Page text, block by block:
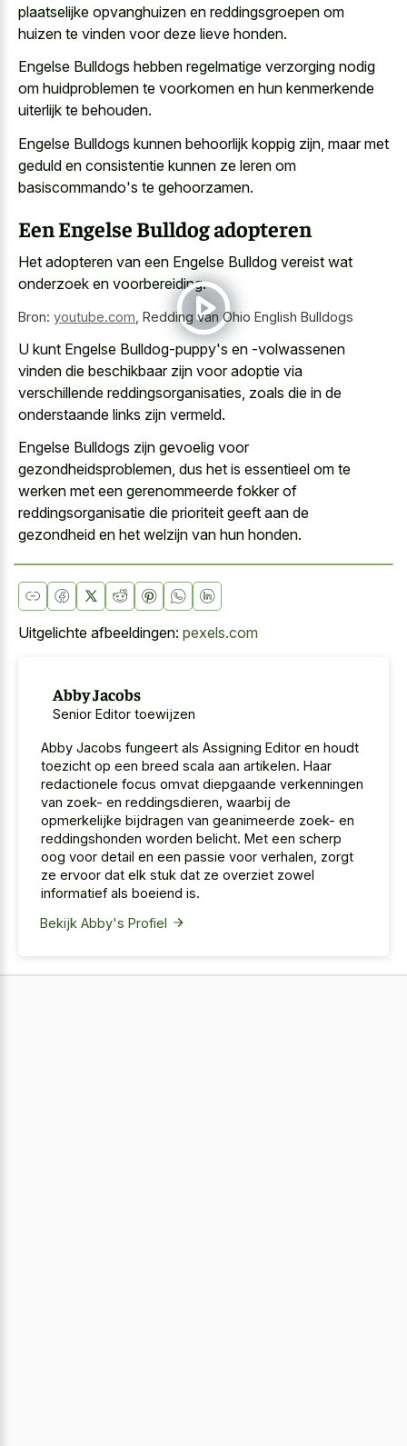
plaatselijke opvanghuizen en reddingsgroepen om
huizen te vinden voor deze lieve honden.
Engelse Bulldogs hebben regelmatige verzorging nodig
om huidproblemen te voorkomen en hun kenmerkende
uiterlijk te behouden.
Engelse Bulldogs kunnen behoorlijk koppig zijn, maar met
geduld en consistentie kunnen ze leren om
basiscommando's te gehoorzamen.
Een Engelse Bulldog adopteren
Het adopteren van een Engelse Bulldog vereist wat
onderzoek en voorbereiding.
Bron: youtube.com Redding van Ohio English Bulldogs
U kunt Engelse Bulldog-puppy's en -volwassenen
vinden die beschikbaar zijn voor adoptie via
verschillende reddingsorganisaties, zoals die in de
onderstaande links zijn vermeld.
Engelse Bulldogs zijn gevoelig voor
gezondheidsproblemen, dus het is essentieel om te
werken met een gerenommeerde fokker of
reddingsorganisatie die prioriteit geeft aan de
gezondheid en het welzijn van hun honden.
Uitgelichte afbeeldingen: pexels.com
Abby Jacobs
Senior Editor toewijzen
Abby Jacobs fungeert als Assigning Editor en houdt
toezicht op een breed scala aan artikelen. Haar
redactionele focus omvat diepgaande verkenningen
van zoek- en reddingsdieren, waarbij de
opmerkelijke bijdragen van geanimeerde zoek- en
reddingshonden worden belicht. Met een scherp
oog voor detail en een passie voor verhalen, zorgt
ze ervoor dat elk stuk dat ze overziet zowel
informatief als boeiend is.
Bekijk Abby's Profiel